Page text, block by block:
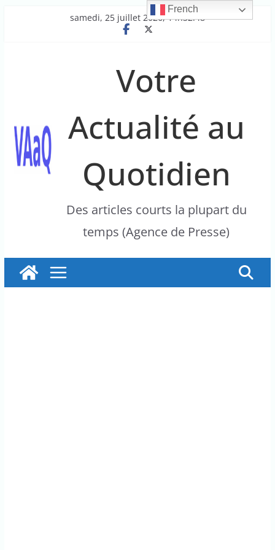
samedi, 25 juillet 2026, 14h32:48
Votre
Actualité au
Quotidien
Des articles courts la plupart du
temps (Agence de Presse)
French